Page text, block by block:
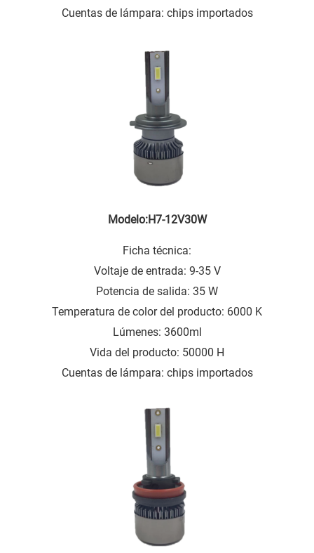
Cuentas de lámpara: chips importados
Modelo:H7-12V30W
Ficha técnica:
Voltaje de entrada: 9-35 V
Potencia de salida: 35 W
Temperatura de color del producto: 6000 K
Lúmenes: 3600ml
Vida del producto: 50000 H
Cuentas de lámpara: chips importados